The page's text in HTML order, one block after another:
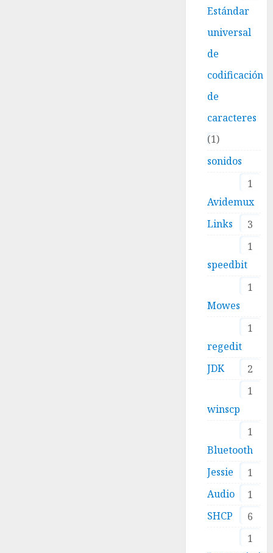
Estándar
universal
de
codificación
de
caracteres
1
sonidos
1
Avidemux
3
Links
1
speedbit
1
Mowes
1
regedit
2
JDK
1
winscp
1
Bluetooth
1
Jessie
1
Audio
6
SHCP
1